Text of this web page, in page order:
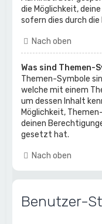
die Möglichkeit,
sofern dies durch
Nach oben
Was sind Themen-
Themen-Symbole
welche mit einem
um dessen Inhalt
Möglichkeit,
deinen
gesetzt hat.
Nach oben
Benutzer-